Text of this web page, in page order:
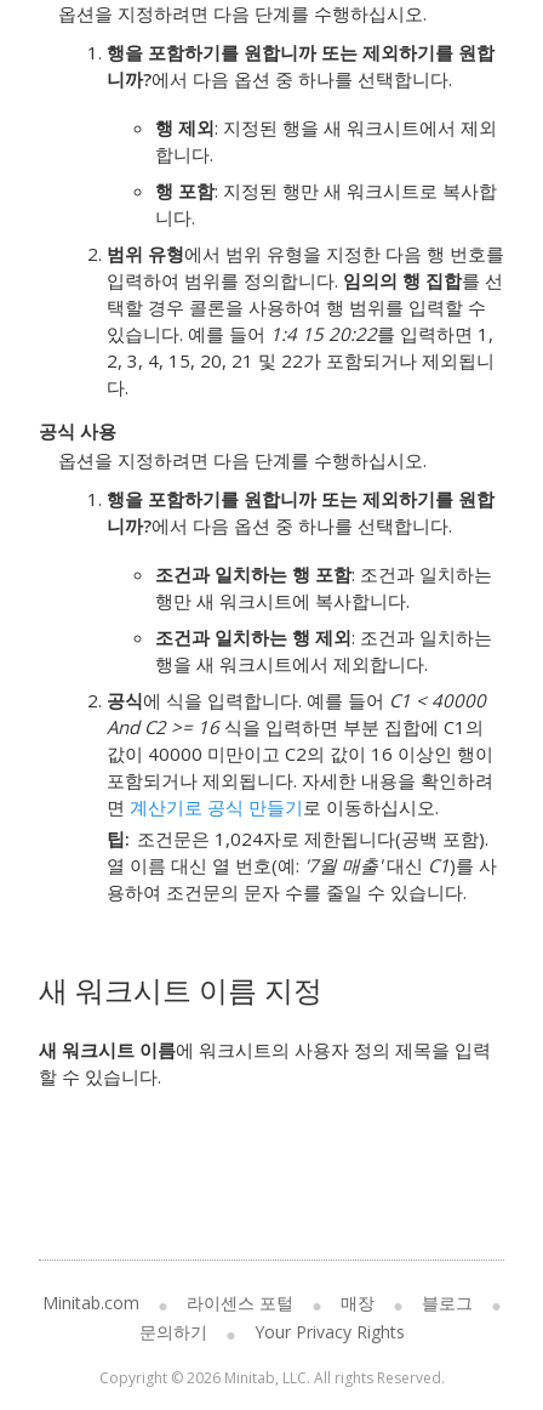
옵션을 지정하려면 다음 단계를 수행하십시오.
행을 포함하기를 원합니까 또는 제외하기를 원합
니까?에서 다음 옵션 중 하나를 선택합니다.
행 제외: 지정된 행을 새 워크시트에서 제외
합니다.
행 포함: 지정된 행만 새 워크시트로 복사합
니다.
범위 유형에서 범위 유형을 지정한 다음 행 번호를
입력하여 범위를 정의합니다. 임의의 행 집합를 선
택할 경우 콜론을 사용하여 행 범위를 입력할 수
있습니다. 예를 들어 1:4 15 20:22를 입력하면 1,
2, 3, 4, 15, 20, 21 및 22가 포함되거나 제외됩니
다.
공식 사용
옵션을 지정하려면 다음 단계를 수행하십시오.
행을 포함하기를 원합니까 또는 제외하기를 원합
니까?에서 다음 옵션 중 하나를 선택합니다.
조건과 일치하는 행 포함: 조건과 일치하는
행만 새 워크시트에 복사합니다.
조건과 일치하는 행 제외: 조건과 일치하는
행을 새 워크시트에서 제외합니다.
공식에 식을 입력합니다. 예를 들어 C1 < 40000
And C2 >= 16식을 입력하면 부분 집합에 C1의
값이 40000 미만이고 C2의 값이 16 이상인 행이
포함되거나 제외됩니다. 자세한 내용을 확인하려
면 계산기로 공식 만들기로 이동하십시오.
팁 조건문은 1,024자로 제한됩니다(공백 포함).
열 이름 대신 열 번호(예: '7월 매출'대신 C1)를 사
용하여 조건문의 문자 수를 줄일 수 있습니다.
새 워크시트 이름 지정
새 워크시트 이름에 워크시트의 사용자 정의 제목을 입력
할 수 있습니다.
Minitab.com 라이센스 포털 매장
블로그
문의하기
Your Privacy Rights
Copyright © 2026 Minitab, LLC. All rights Reserved.